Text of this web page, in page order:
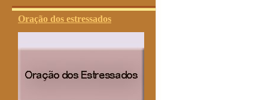
Oração dos estressados